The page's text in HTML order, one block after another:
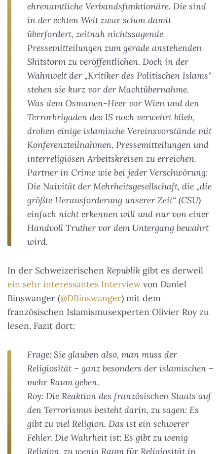
ehrenamtliche Verbandsfunktionäre. Die sind
in der echten Welt zwar schon damit
überfordert, zeitnah nichtssagende
Pressemitteilungen zum gerade anstehenden
Shitstorm zu veröffentlichen. Doch in der
Wahnwelt der „Kritiker des Politischen Islams“
stehen sie kurz vor der Machtübernahme.
Was dem Osmanen-Heer vor Wien und den
Terrorbrigaden des IS noch verwehrt blieb,
drohen einige islamische Vereinsvorstände mit
Konferenzteilnahmen, Pressemitteilungen und
interreligiösen Arbeitskreisen zu erreichen.
Partner in Crime wie bei jeder Verschwörung:
Die Naivität der Mehrheitsgesellschaft, die „die
größte Herausforderung unserer Zeit“ (CSU)
einfach nicht erkennen will und nur von einer
Handvoll Truther vor dem Untergang bewahrt
wird.
In der Schweizerischen Republik gibt es derweil
ein sehr interessantes Interview von Daniel
Binswanger (@DBinswanger) mit dem
französischen Islamismus­experten Olivier Roy zu
lesen. Fazit dort:
Frage: Sie glauben also, man muss der
Religiosität – ganz besonders der islamischen –
mehr Raum geben.
Roy: Die Reaktion des französischen Staats auf
den Terrorismus besteht darin, zu sagen: Es
gibt zu viel Religion. Das ist ein schwerer
Fehler. Die Wahrheit ist: Es gibt zu wenig
Religion, zu wenig Raum für Religiosität in